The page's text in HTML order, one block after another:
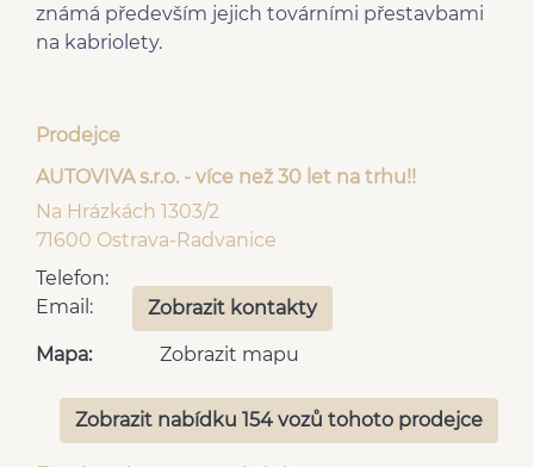
známá především jejich továrními přestavbami
na kabriolety.
Prodejce
AUTOVIVA s.r.o. - více než 30 let na trhu!!
Na Hrázkách 1303/2
71600 Ostrava-Radvanice
Telefon:
Email:
Zobrazit kontakty
Mapa: Zobrazit mapu
Zobrazit nabídku 154 vozů tohoto prodejce